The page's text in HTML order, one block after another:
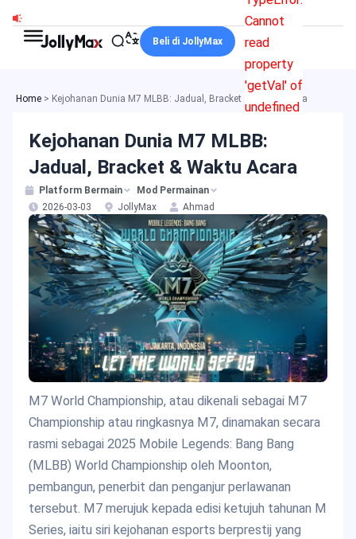
content
Cannot
read
property
'getVal' of
undefined
Beli di JollyMax
Home > Kejohanan Dunia M7 MLBB: Jadual, Bracket & Waktu Acara
Kejohanan Dunia M7 MLBB:
Jadual, Bracket & Waktu Acara
Platform Bermain
Mod Permainan
2026-03-03
JollyMax Ahmad
M7 World Championship, atau dikenali sebagai M7
Championship atau ringkasnya M7, dinamakan secara
rasmi sebagai 2025 Mobile Legends: Bang Bang
(MLBB) World Championship oleh Moonton,
pembangun, penerbit dan penganjur perlawanan
tersebut. M7 merujuk kepada edisi ketujuh tahunan M
Series, iaitu siri kejohanan esports berprestij yang